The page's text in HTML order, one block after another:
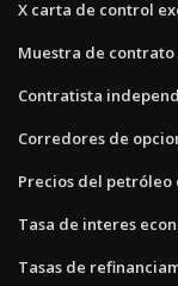
X carta de control
Muestra de
Contratista
Corredores de
Precios del
Tasa de interes
Tasas de